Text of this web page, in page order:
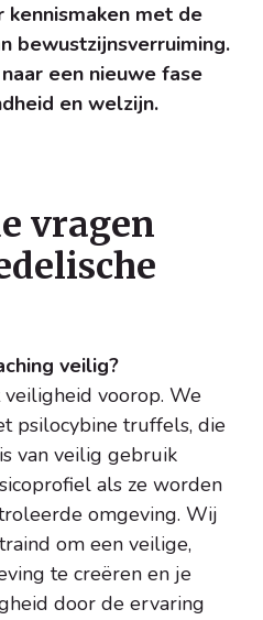
met de
bewustzijnsverruiming.
een nieuwe fase
en welzijn.
vragen
veilig?
veiligheid voorop. We
psilocybine truffels, die
van veilig gebruik
als ze worden
omgeving. Wij
om een veilige,
te creëren en je
door de ervaring